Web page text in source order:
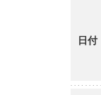
バルCOEプログラ
ィングプログラム日付